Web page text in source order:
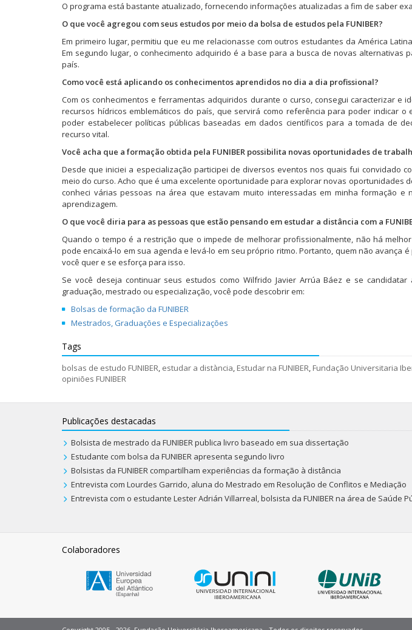
l
)
O programa está bastante atualizado, fornecendo informações atualizadas a fim de saber
O que você agregou com seus estudos por meio da bolsa de estudos pela FUNIBER?
Em primeiro lugar, permitiu que eu me relacionasse com outros estudantes da América
Em segundo lugar, o conhecimento adquirido é a base para a busca de novas alternativas
país.
Como você está aplicando os conhecimentos aprendidos no dia a dia profissional?
Com os conhecimentos e ferramentas adquiridos durante o curso, consegui caracterizar e
recursos hídricos emblemáticos do país, que servirá como referência para poder indicar
poder estabelecer políticas públicas baseadas em dados científicos para a tomada de
recurso vital.
Você acha que a formação obtida pela FUNIBER possibilita novas oportunidades de
Desde que iniciei a especialização participei de diversos eventos nos quais fui convidado
meio do curso. Acho que é uma excelente oportunidade para explorar novas oportunidades
conheci várias pessoas na área que estavam muito interessadas em minha formação
aprendizagem.
O que você diria para as pessoas que estão pensando em estudar a distância com a
Quando o tempo é a restrição que o impede de melhorar profissionalmente, não há
pode encaixá-lo em sua agenda e levá-lo em seu próprio ritmo. Portanto, quem não avança
você quer e se esforça para isso.
Se você deseja continuar seus estudos como Wilfrido Javier Arrúa Báez e se
graduação, mestrado ou especialização, você pode descobrir em:
Bolsas de formação da FUNIBER
Mestrados, Graduações e Especializações
Tags
bolsas de estudo FUNIBER, estudar a distància, Estudar na FUNIBER, Fundação Universitaria
opiniões FUNIBER
Publicações destacadas
Bolsista de mestrado da FUNIBER publica livro baseado em sua dissertação
Estudante com bolsa da FUNIBER apresenta segundo livro
Bolsistas da FUNIBER compartilham experiências da formação à distância
Entrevista com Lourdes Garrido, aluna do Mestrado em Resolução de Conflitos e Mediação
Entrevista com o estudante Lester Adrián Villarreal, bolsista da FUNIBER na área de Saúde
Colaboradores